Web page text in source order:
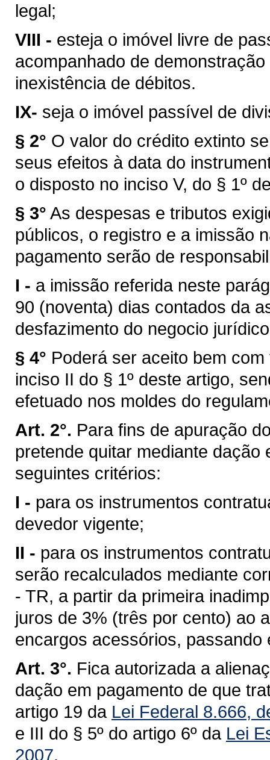
legal;
VIII - esteja o imóvel livre de
acompanhado de
inexistência de débitos.
IX- seja o imóvel passível de
§ 2° O valor do crédito extinto
seus efeitos à data do
o disposto no inciso V, do § 1º
§ 3° As despesas e tributos
públicos, o registro e a imissão
pagamento serão de
I - a imissão referida neste
90 (noventa) dias contados da
desfazimento do negocio
§ 4° Poderá ser aceito bem
inciso II do § 1º deste artigo,
efetuado nos moldes do
Art. 2°. Para fins de apuração
pretende quitar mediante
seguintes critérios:
I - para os instrumentos
devedor vigente;
II - para os instrumentos
serão recalculados mediante
- TR, a partir da primeira
juros de 3% (três por cento) ao
encargos acessórios,
Art. 3°. Fica autorizada a
dação em pagamento de que
artigo 19 da Lei Federal 8.666,
e III do § 5º do artigo 6º da Lei
2007.